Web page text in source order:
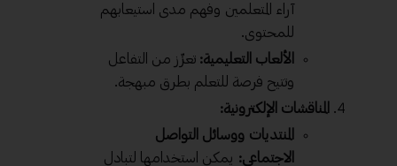
آراء المتعلمين وفهم مدى استيعابهم
للمحتوى.
الألعاب التعليمية: تعزّز من التفاعل
وتتيح فرصة للتعلم بطرق مبهجة.
المناقشات الإلكترونية:
المنتديات ووسائل التواصل
الاجتماعي: يمكن استخدامها لتبادل